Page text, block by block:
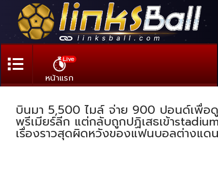
Live
หน้าแรก
บินมา 5,500 ไมล์ จ่าย 900 ปอนด์เพื่อดู
พรีเมียร์ลีก แต่กลับถูกปฏิเสธเข้า
เรื่องราวสุดผิดหวังของแฟนบอลต่างแด